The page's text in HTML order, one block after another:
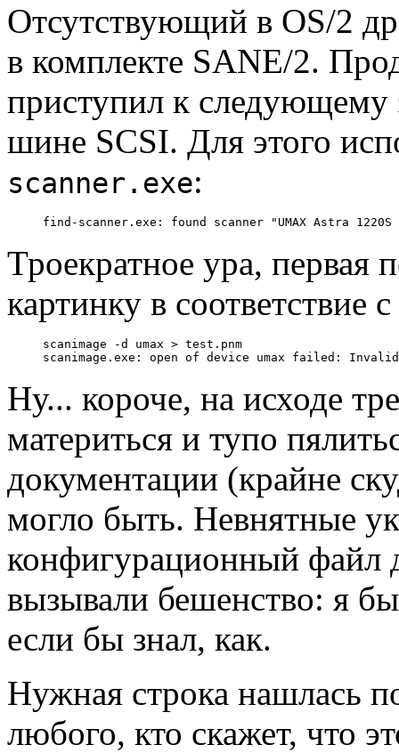
Отсутствующий в OS/2
в комплекте SANE/2.
приступил к следующему
шине SCSI. Для этого
scanner.exe:
Троекратное ура, первая
картинку в соответствие с
scanimage -d umax > test.pnm
Ну... короче, на исходе
материться и тупо
документации (крайне
могло быть. Невнятные
конфигурационный файл
вызывали бешенство: я
если бы знал, как.
Нужная строка нашлась
любого, кто скажет, что